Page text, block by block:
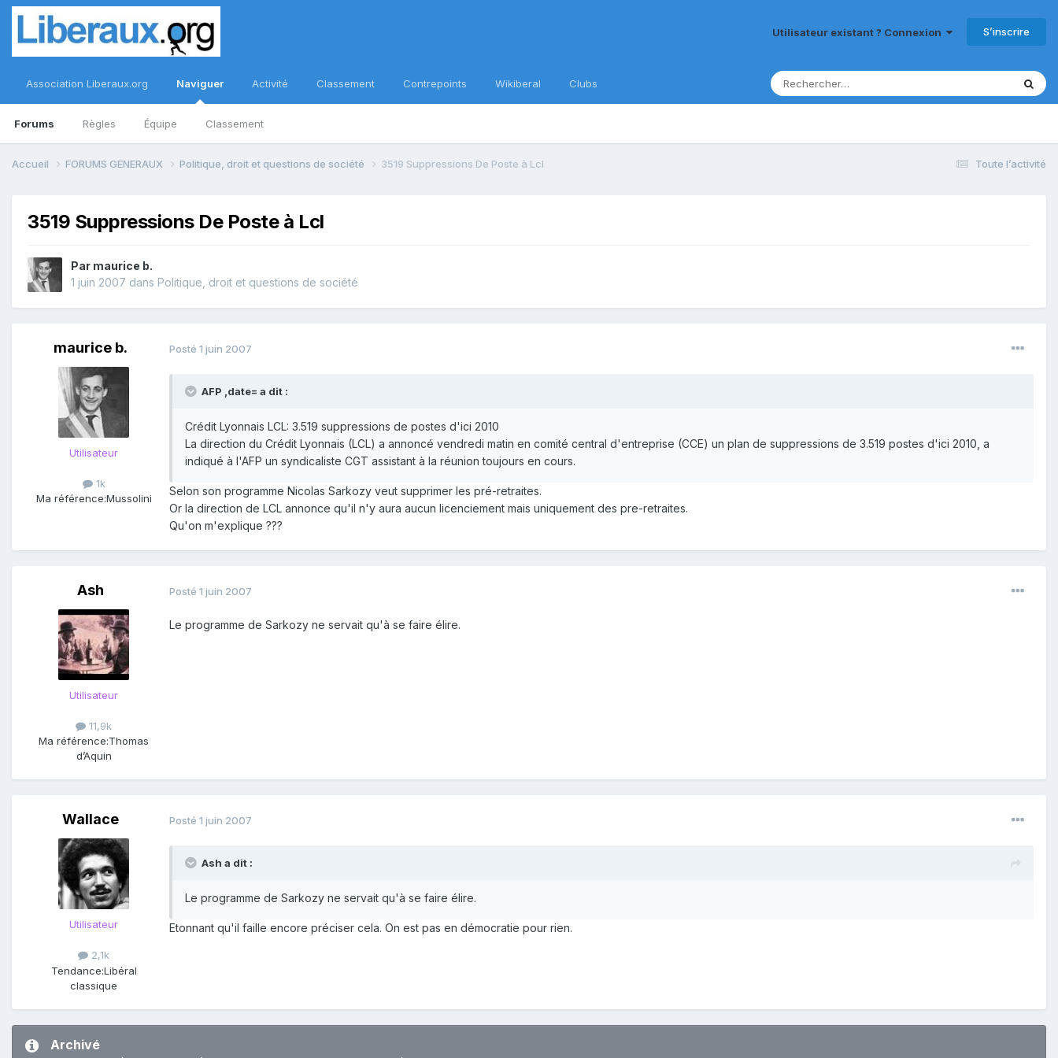
Utilisateur existant ? Connexion S’inscrire
Association Liberaux.org Naviguer
Forums Règles Équipe Classement
Activité Classement Contrepoints Wikiberal Clubs
Toute l’activité
Accueil FORUMS GENERAUX Politique, droit et questions de société 3519 Suppressions De Poste à Lcl
3519 Suppressions De Poste à Lcl
Par maurice b.
1 juin 2007 dans Politique, droit et questions de société
maurice b.
Utilisateur
1k
Ma référence:Mussolini
Posté 1 juin 2007
AFP ,date= a dit :
Crédit Lyonnais LCL: 3.519 suppressions de postes d'ici 2010
La direction du Crédit Lyonnais (LCL) a annoncé vendredi matin en comité central d'entreprise (CCE) un plan de suppressions de 3.519 postes d'ici 2010, a
indiqué à l'AFP un syndicaliste CGT assistant à la réunion toujours en cours.
Selon son programme Nicolas Sarkozy veut supprimer les pré-retraites.
Or la direction de LCL annonce qu'il n'y aura aucun licenciement mais uniquement des pre-retraites.
Qu'on m'explique ???
Ash
Utilisateur
11,9k
Ma référence:Thomas
d’Aquin
Posté 1 juin 2007
Le programme de Sarkozy ne servait qu'à se faire élire.
Wallace
Utilisateur
2,1k
Tendance:Libéral
classique
Posté 1 juin 2007
Ash a dit :
Le programme de Sarkozy ne servait qu'à se faire élire.
Etonnant qu'il faille encore préciser cela. On est pas en démocratie pour rien.
Archivé